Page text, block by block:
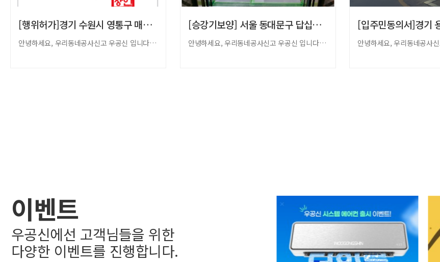
[행위허가]경기 수원시 영통구 매탄 위브 하…
안녕하세요, 우리동네공사신고 우공신 입니다. ​​오늘은 경기 수원시 영통구 매탄 …
[승강기보양] 서울 동대문구 답십리동 래미안…
안녕하세요, 우리동네공사신고 우공신 입니다.​​오늘은 동대문구 답십리동 래미안 …
이벤트
우공신에선 고객님들을 위한
다양한 이벤트를 진행합니다.